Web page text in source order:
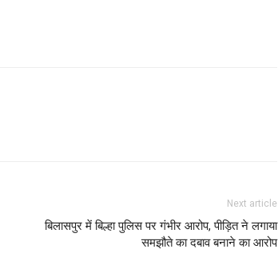
Next article
बिलासपुर में बिल्हा पुलिस पर गंभीर आरोप, पीड़ित ने लगाया
समझौते का दबाव बनाने का आरोप